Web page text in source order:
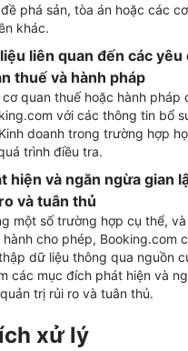
phá sản, tòa án hoặc các
khác.
liên quan đến các yêu
thuế và hành pháp
cơ quan thuế hoặc hành pháp
với các thông tin bổ
doanh trong trường hợp
trình điều tra.
hiện và ngăn ngừa gian
và tuân thủ
một số trường hợp cụ thể,
hành cho phép, Booking.com
dữ liệu thông qua nguồn
các mục đích phát hiện và
trị rủi ro và tuân thủ.
xử lý